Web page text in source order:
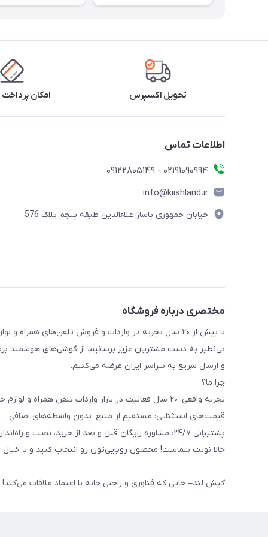
تحویل اکسپرس امکان
اطلاعات تماس
02191090994 - 09122805149
info@kiishland.ir
خیابان جمهوری پاساژ علاءالدین طبقه پنجم پلاک 576
مختصری درباره فروشگاه
با بیش از ۲۰ سال تجربه در واردات و فروش تلفن‌های
بی‌نظیر به دست مشتریان عزیز برسانیم. از گوشی‌های هوشمند
و ارسال سریع به سراسر ایران عرضه می‌کنیم.
چرا ما؟
تجربه واقعی: ۲۰ سال فعالیت در بازار واردات تلفن همراه و لوازم خانگی، این تجربه یعنی کیفیت تضمین شده و شناخت دقیق نیاز خانواده‌های ایرانی.
قیمت‌های استثنایی: مستقیم از منبع، بدون واسطه‌های اضافی.
پشتیبانی ۲۴/۷: مشاوره رایگان قبل و بعد از خرید، نصب و راه‌اندازی لوازم خانگی، و گارانتی بازگشت کالا.
حالا نوبت شماست! محصول رویایی‌تون رو انتخاب کنید و با خیال
کیش لند– جایی که فناوری و راحتی خانه با اعتماد ملاقات می‌کند!